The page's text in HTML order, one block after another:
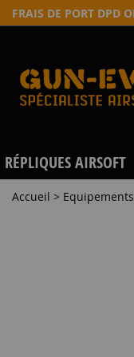
FRAIS DE PORT DPD
RÉPLIQUES AIRSOFT
Accueil > Equipements